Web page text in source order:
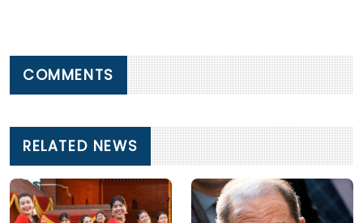
COMMENTS
RELATED NEWS